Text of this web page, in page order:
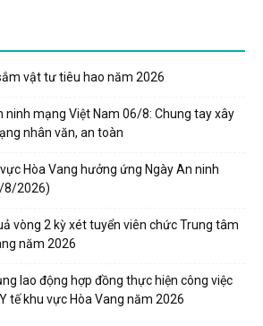
vật tư tiêu hao năm 2026
ninh mạng Việt Nam 06/8: Chung tay xây
nhân văn, an toàn
Hòa Vang hưởng ứng Ngày An ninh
8/2026)
vòng 2 kỳ xét tuyển viên chức Trung tâm
năm 2026
lao động hợp đồng thực hiện công việc
tế khu vực Hòa Vang năm 2026